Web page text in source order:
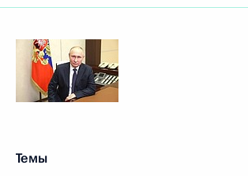
Темы